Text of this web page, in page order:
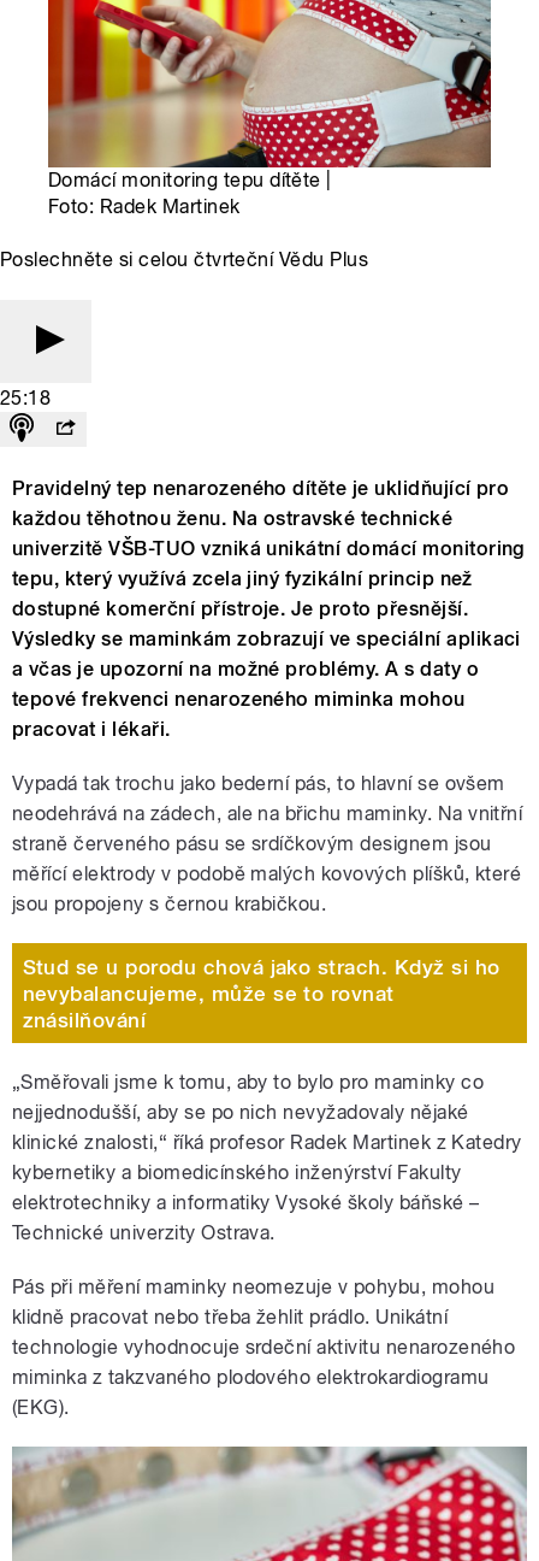
Domácí monitoring tepu dítěte |
Foto: Radek Martinek
Poslechněte si celou čtvrteční Vědu Plus
25:18
Pravidelný tep nenarozeného dítěte je uklidňující pro
každou těhotnou ženu. Na ostravské technické
univerzitě VŠB-TUO vzniká unikátní domácí monitoring
tepu, který využívá zcela jiný fyzikální princip než
dostupné komerční přístroje. Je proto přesnější.
Výsledky se maminkám zobrazují ve speciální aplikaci
a včas je upozorní na možné problémy. A s daty o
tepové frekvenci nenarozeného miminka mohou
pracovat i lékaři.
Vypadá tak trochu jako bederní pás, to hlavní se ovšem
neodehrává na zádech, ale na břichu maminky. Na vnitřní
straně červeného pásu se srdíčkovým designem jsou
měřící elektrody v podobě malých kovových plíšků, které
jsou propojeny s černou krabičkou.
Stud se u porodu chová jako strach. Když si ho
nevybalancujeme, může se to rovnat
znásilňování
„Směřovali jsme k tomu, aby to bylo pro maminky co
nejjednodušší, aby se po nich nevyžadovaly nějaké
klinické znalosti,“ říká profesor Radek Martinek z Katedry
kybernetiky a biomedicínského inženýrství Fakulty
elektrotechniky a informatiky Vysoké školy báňské –
Technické univerzity Ostrava.
Pás při měření maminky neomezuje v pohybu, mohou
klidně pracovat nebo třeba žehlit prádlo. Unikátní
technologie vyhodnocuje srdeční aktivitu nenarozeného
miminka z takzvaného plodového elektrokardiogramu
(EKG).